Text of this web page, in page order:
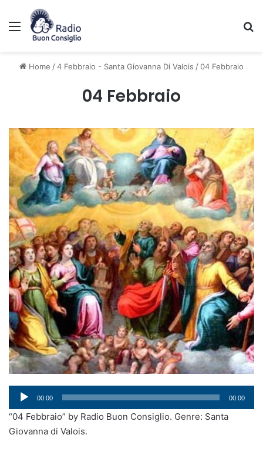
Menu
Home /4 Febbraio - Santa Giovanna Di Valois /04 Febbraio
04 Febbraio
Audio
Player
00:00 00:00
“04 Febbraio” by Radio Buon Consiglio. Genre: Santa
Giovanna di Valois.